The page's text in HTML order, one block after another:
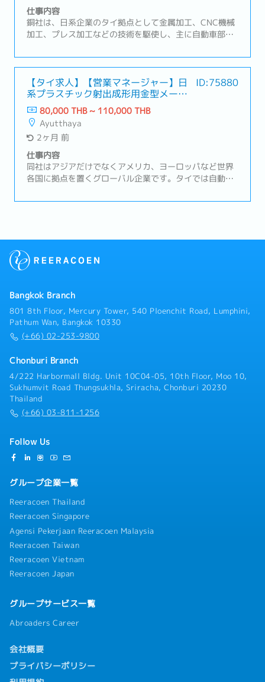
仕事内容
銅社は、日系企業のタイ拠点として金属加工、CNC機械
加工、プレス加工などの技術を駆使し、主に自動車部品
車部品のみを取り扱っておりますが、日本本社では医療
機器部品の製造も行っており、将来的にはタイでも医療
機器部品の展開を目指しております。現在タイ拠点には
営業担当者がおらず、日本の営業担当者が出張ベースで
タイに来ている状況です。そこで、自動車業界のTier1も
しくはTier2とのコネクションがある方（Tier1,Tier2向
けの営業経験がある方など）を即戦力として1名募集致
します。現時点では部下を持たず自ら最前線に立って営
業頂くポジションです。アユタヤ工は全体で460名が在
籍しており、営業コーディネーター、マネージャーが各
1名所属している組織です。【業務内容】- 新規顧客の開
ヤ、ラヨーン等,訪問時は自家用車自走）- マネージャー
【タイ求人】【営業マネージャー】日
系プラスチック射出成形用金型メーカ
ー
ID:75880
80,000 THB ~ 110,000 THB
Ayutthaya
2ヶ月 前
仕事内容
同社はアジアだけでなくアメリカ、ヨーロッパなど世界
各国に拠点を置くグローバル企業です。タイでは自動車
ションは営業職【業務内容】・顧客との契約および調
と明細書の作成・顧客に注意を払い、販売に関する苦情
Bangkok Branch
801 8th Floor, Mercury Tower, 540 Ploenchit Road, Lumphini,
Pathum Wan, Bangkok 10330
(+66) 02-253-9800
Chonburi Branch
4/222 Harbormall Bldg. Unit 10C04-05, 10th Floor, Moo 10,
Sukhumvit Road Thungsukhla, Sriracha, Chonburi 20230
Thailand
(+66) 03-811-1256
Follow Us
グループ企業一覧
Reeracoen Thailand
Reeracoen Singapore
Agensi Pekerjaan Reeracoen Malaysia
Reeracoen Taiwan
Reeracoen Vietnam
Reeracoen Japan
グループサービス一覧
Abroaders Career
会社概要
プライバシーポリシー